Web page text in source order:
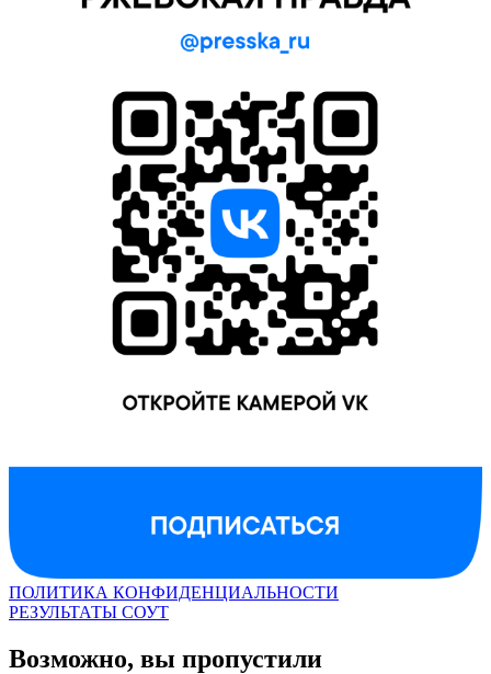
ПОЛИТИКА КОНФИДЕНЦИАЛЬНОСТИ
РЕЗУЛЬТАТЫ СОУТ
Возможно, вы пропустили